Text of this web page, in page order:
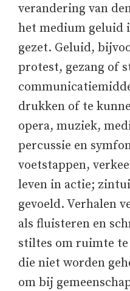
verandering van
het medium geluid
gezet. Geluid,
protest, gezang of
drukken of te
opera, muziek,
percussie en
voetstappen,
leven in actie;
gevoeld. Verhalen
als fluisteren en
stiltes om ruimte te
die niet worden
om bij